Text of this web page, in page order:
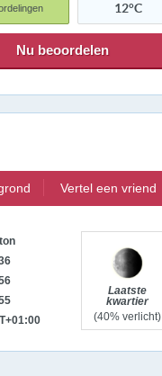
12°C
Nu beoordelen
Vertel een vriend
Laatste
kwartier
(40% verlicht)